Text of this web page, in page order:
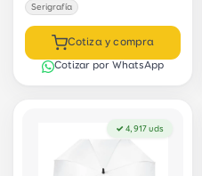
Serigrafía
Cotiza y compra
Cotizar por WhatsApp
✓ 4,917 uds